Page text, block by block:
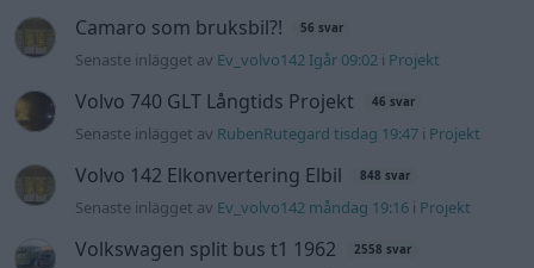
Camaro som bruksbil?! 56 svar
Senaste inlägget av Ev_volvo142 Igår 09:02 i Projekt
Volvo 740 GLT Långtids Projekt 46 svar
Senaste inlägget av RubenRutegard tisdag 19:47 i Projekt
Volvo 142 Elkonvertering Elbil 848 svar
Senaste inlägget av Ev_volvo142 måndag 19:16 i Projekt
Volkswagen split bus t1 1962 2558 svar